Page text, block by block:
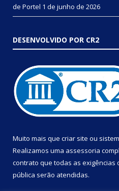
de Portel 1 de junho de 2026
DESENVOLVIDO POR CR2
Muito mais que criar site ou
Realizamos uma assessoria
contrato que todas as exigências
pública serão atendidas.